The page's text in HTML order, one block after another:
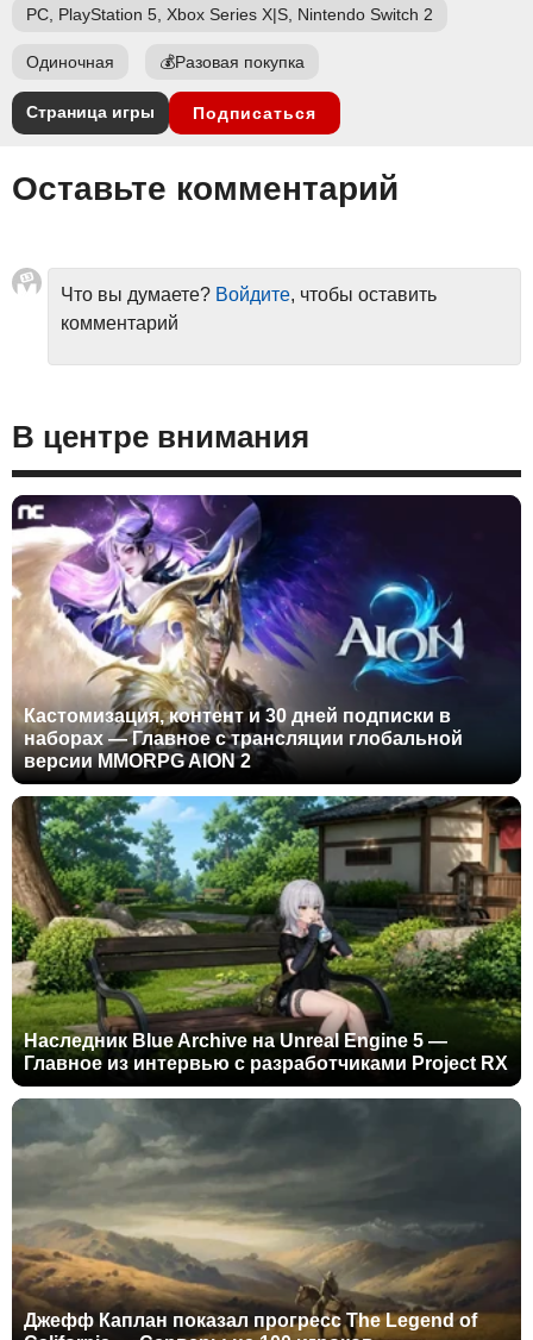
PC, PlayStation 5, Xbox Series X|S, Nintendo Switch 2
Одиночная 💰Разовая покупка
Страница игры Подписаться
Оставьте комментарий
Что вы думаете? Войдите, чтобы оставить
комментарий
В центре внимания
Кастомизация, контент и 30 дней подписки в
наборах — Главное с трансляции глобальной
версии MMORPG AION 2
Наследник Blue Archive на Unreal Engine 5 —
Главное из интервью с разработчиками Project RX
Джефф Каплан показал прогресс The Legend of